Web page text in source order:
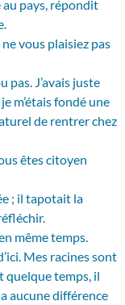
pays, répondit
vous plaisiez pas
pas. J’avais juste
m’étais fondé une
de rentrer chez
êtes citoyen
; il tapotait la
même temps.
Mes racines sont
quelque temps, il
aucune différence